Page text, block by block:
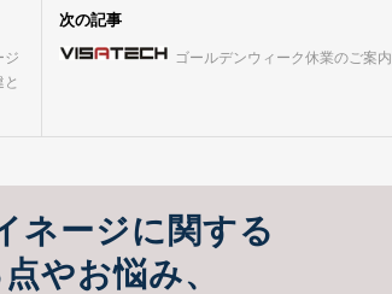
ジ
次の記事
ゴールデンウィーク休業のご案内
ネージに関する
やお悩み、